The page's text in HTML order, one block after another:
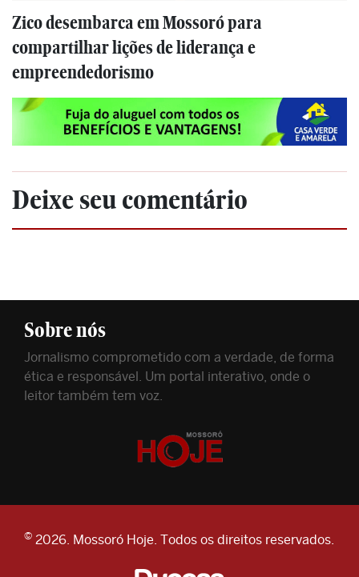
Zico desembarca em Mossoró para
compartilhar lições de liderança e
empreendedorismo
Deixe seu comentário
Sobre nós
Jornalismo comprometido com a verdade, de forma
ética e responsável. Um portal interativo, onde o
leitor também tem voz.
© 2026. Mossoró Hoje. Todos os direitos reservados.